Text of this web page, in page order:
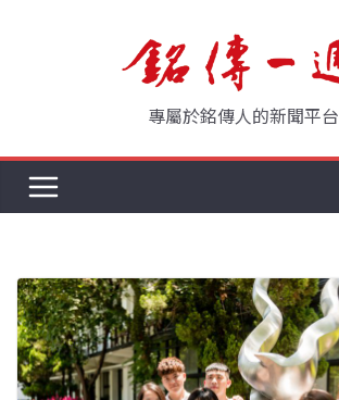
專屬於銘傳人的新聞平台